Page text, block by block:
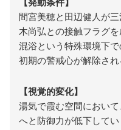
【発動条件】
間宮美穂と田辺健人が
木尚弘との接触フラグ
混浴という特殊環境下で
初期の警戒心が解除され
【視覚的変化】
湯気で霞む空間におい
へと防御力が低下して